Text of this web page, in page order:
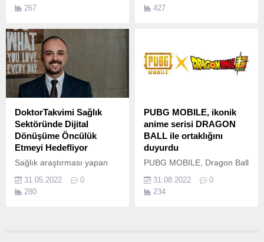
oluşturulmasına katkı
gerekli işbirliklerin
kurulması, farkındalığın
arttırılması amacıyla EGİAD
tarafından düzenlenen
Sürdürülebilirlik İyi
Uygulama Örnekleri etkinliği
dernek merkezinde
gerçekleştirildi.
267
tökezleme Masters 1.
427
DoktorTakvimi Sağlık
Sektöründe Dijital
Dönüşüme Öncülük
Etmeyi Hedefliyor
Sağlık araştırması yapan
uzmanları bir araya getiren
platformlar arasında en
31.05.2022
0
280
PUBG MOBILE, ikonik
anime serisi DRAGON
BALL ile ortaklığını
duyurdu
PUBG MOBILE, Dragon Ball
dünya çapında sinemalarda
gösterime girmesini, sevilen
31.08.2022
0
234